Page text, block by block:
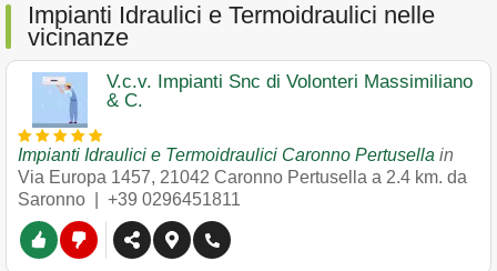
Impianti Idraulici e Termoidraulici nelle
vicinanze
V.c.v. Impianti Snc di Volonteri Massimiliano
& C.
Impianti Idraulici e Termoidraulici Caronno Pertusella in
Via Europa 1457, 21042 Caronno Pertusella a 2.4 km. da
Saronno | +39 0296451811